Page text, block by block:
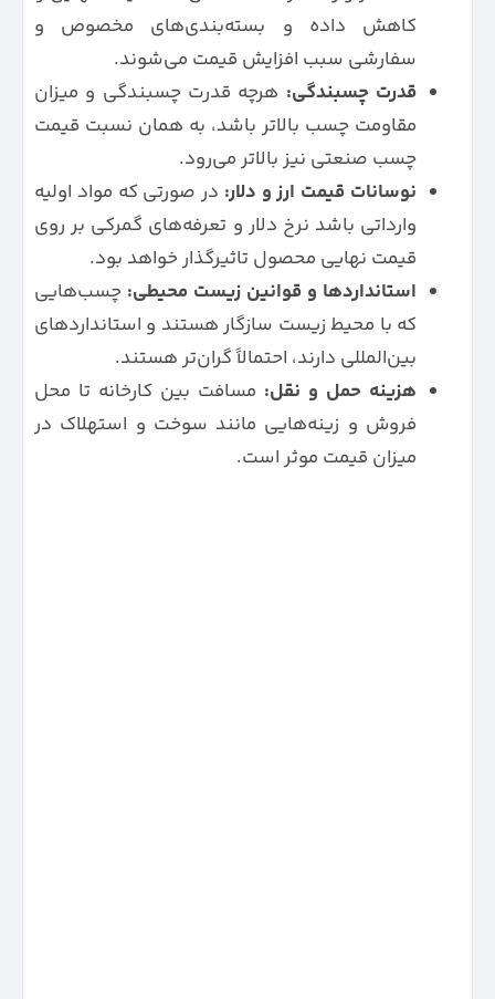
کاهش داده و بسته‌بندی‌های مخصوص و
سفارشی سبب افزایش قیمت می‌شوند.
قدرت چسبندگی: هرچه قدرت چسبندگی و میزان
مقاومت چسب بالاتر باشد، به همان نسبت قیمت
چسب صنعتی نیز بالاتر می‌رود.
نوسانات قیمت ارز و دلار: در صورتی که مواد اولیه
وارداتی باشد نرخ دلار و تعرفه‌های گمرکی بر روی
قیمت نهایی محصول تاثیرگذار خواهد بود.
استانداردها و قوانین زیست محیطی: چسب‌هایی
که با محیط زیست سازگار هستند و استانداردهای
بین‌المللی دارند، احتمالاً گران‌تر هستند.
هزینه حمل و نقل: مسافت بین کارخانه تا محل
فروش و زینه‌هایی مانند سوخت و استهلاک در
میزان قیمت موثر است.